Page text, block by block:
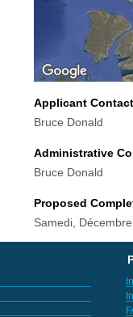
Applicant
Bruce Donald
Administrative
Bruce Donald
Proposed
Samedi,